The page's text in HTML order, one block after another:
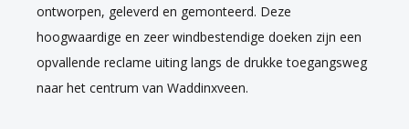
ontworpen, geleverd en gemonteerd. Deze
hoogwaardige en zeer windbestendige doeken zijn een
opvallende reclame uiting langs de drukke toegangsweg
naar het centrum van Waddinxveen.